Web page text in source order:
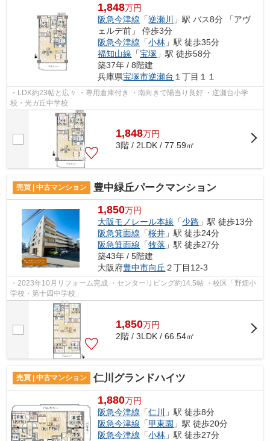
1,848万円
阪急今津線 「逆瀬川
」駅 バス8分 「アヴ
ェルデ前」 停歩3分
阪急今津線 「小林 」駅 徒歩35分
福知山線 「宝塚 」駅 徒歩58分
築37年 / 8階建
兵庫県宝塚市逆瀬台 １丁目１１
・LDK約23帖と広々 ・専用倉庫付き ・南向きで陽当り良好 ・逆瀬台小学
校・光ガ丘中学校
1,848万円
3階 / 2LDK / 77.59㎡
売買 | 中古マンション 豊中緑丘パークマンション
1,850万円
大阪モノレール本線 「少路 」駅 徒歩13分
阪急箕面線 「桜井 」駅 徒歩24分
阪急箕面線 「牧落 」駅 徒歩27分
築43年 / 5階建
大阪府豊中市向丘 ２丁目12-3
・2023年10月リフォーム完成 ・センターリビング約14.5帖 ・校区「野畑小
学校・第十四中学校」
1,850万円
2階 / 3LDK / 66.54㎡
売買 | 中古マンション 仁川グランドハイツ
1,880万円
阪急今津線 「仁川
」駅 徒歩8分
阪急今津線 「甲東園 」駅 徒歩20分
阪急今津線 「小林 」駅 徒歩27分